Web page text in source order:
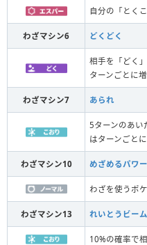
自分の「とく
わざマシン6 どくどく
相手を「どく
ターンごとに
わざマシン7 あられ
5ターンのあい
はターンごと
わざマシン10 めざめるパワー
わざを使うポ
わざマシン13 れいとうビーム
10%の確率で